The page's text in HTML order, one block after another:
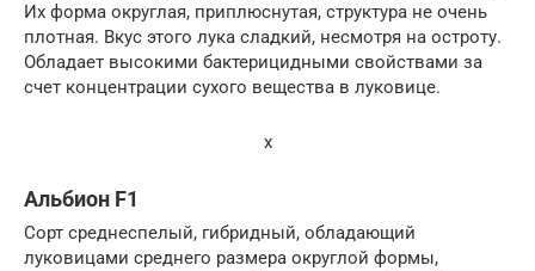
Их форма округлая, приплюснутая, структура не очень
плотная. Вкус этого лука сладкий, несмотря на остроту.
Обладает высокими бактерицидными свойствами за
счет концентрации сухого вещества в луковице.
x
Альбион F1
Сорт среднеспелый, гибридный, обладающий
луковицами среднего размера округлой формы,